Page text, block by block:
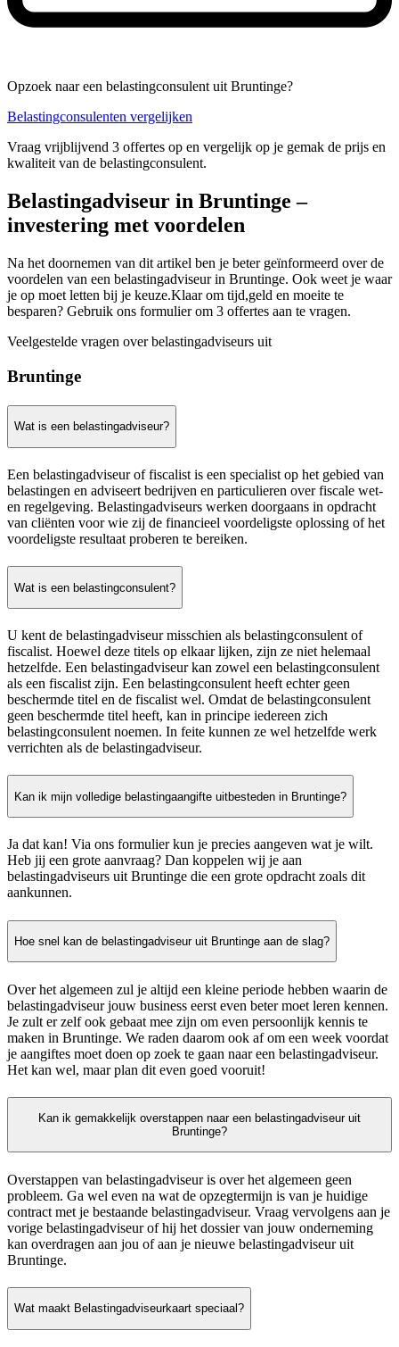
Opzoek naar een belastingconsulent uit Bruntinge?
Belastingconsulenten vergelijken
Vraag vrijblijvend 3 offertes op en vergelijk op je gemak de prijs en
kwaliteit van de belastingconsulent.
Belastingadviseur in Bruntinge –
investering met voordelen
Na het doornemen van dit artikel ben je beter geïnformeerd over de
voordelen van een belastingadviseur in Bruntinge. Ook weet je waar
je op moet letten bij je keuze.Klaar om tijd,geld en moeite te
besparen? Gebruik ons formulier om 3 offertes aan te vragen.
Veelgestelde vragen over belastingadviseurs uit
Bruntinge
Wat is een belastingadviseur?
Een belastingadviseur of fiscalist is een specialist op het gebied van
belastingen en adviseert bedrijven en particulieren over fiscale wet-
en regelgeving. Belastingadviseurs werken doorgaans in opdracht
van cliënten voor wie zij de financieel voordeligste oplossing of het
voordeligste resultaat proberen te bereiken.
Wat is een belastingconsulent?
U kent de belastingadviseur misschien als belastingconsulent of
fiscalist. Hoewel deze titels op elkaar lijken, zijn ze niet helemaal
hetzelfde. Een belastingadviseur kan zowel een belastingconsulent
als een fiscalist zijn. Een belastingconsulent heeft echter geen
beschermde titel en de fiscalist wel. Omdat de belastingconsulent
geen beschermde titel heeft, kan in principe iedereen zich
belastingconsulent noemen. In feite kunnen ze wel hetzelfde werk
verrichten als de belastingadviseur.
Kan ik mijn volledige belastingaangifte uitbesteden in Bruntinge?
Ja dat kan! Via ons formulier kun je precies aangeven wat je wilt.
Heb jij een grote aanvraag? Dan koppelen wij je aan
belastingadviseurs uit Bruntinge die een grote opdracht zoals dit
aankunnen.
Hoe snel kan de belastingadviseur uit Bruntinge aan de slag?
Over het algemeen zul je altijd een kleine periode hebben waarin de
belastingadviseur jouw business eerst even beter moet leren kennen.
Je zult er zelf ook gebaat mee zijn om even persoonlijk kennis te
maken in Bruntinge. We raden daarom ook af om een week voordat
je aangiftes moet doen op zoek te gaan naar een belastingadviseur.
Het kan wel, maar plan dit even goed vooruit!
Kan ik gemakkelijk overstappen naar een belastingadviseur uit
Bruntinge?
Overstappen van belastingadviseur is over het algemeen geen
probleem. Ga wel even na wat de opzegtermijn is van je huidige
contract met je bestaande belastingadviseur. Vraag vervolgens aan je
vorige belastingadviseur of hij het dossier van jouw onderneming
kan overdragen aan jou of aan je nieuwe belastingadviseur uit
Bruntinge.
Wat maakt Belastingadviseurkaart speciaal?